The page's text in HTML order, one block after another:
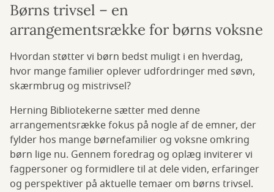
Børns trivsel – en
arrangementsrække for børns voksne
Hvordan støtter vi børn bedst muligt i en hverdag,
hvor mange familier oplever udfordringer med søvn,
skærmbrug og mistrivsel?
Herning Bibliotekerne sætter med denne
arrangementsrække fokus på nogle af de emner, der
fylder hos mange børnefamilier og voksne omkring
børn lige nu. Gennem foredrag og oplæg inviterer vi
fagpersoner og formidlere til at dele viden, erfaringer
og perspektiver på aktuelle temaer om børns trivsel.